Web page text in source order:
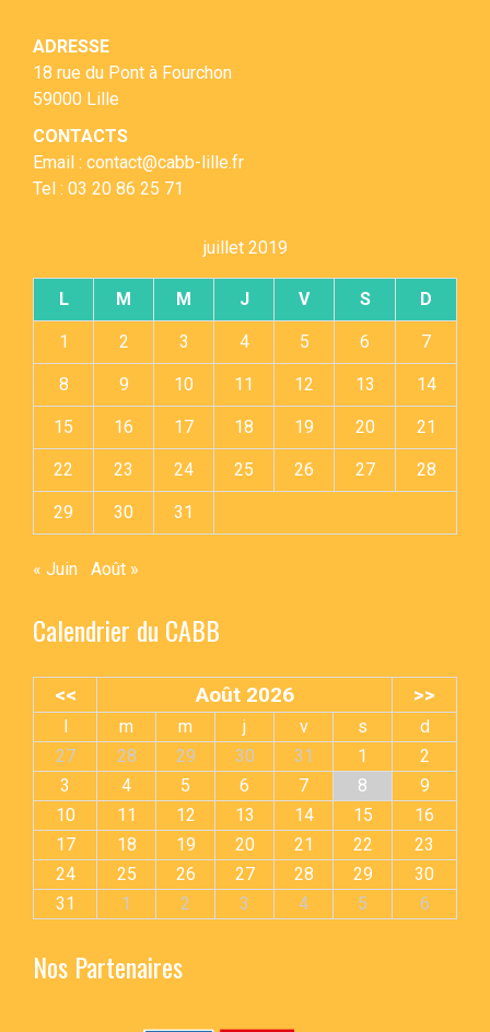
ADRESSE
18 rue du Pont à Fourchon
59000 Lille
CONTACTS
Email : contact@cabb-lille.fr
Tel : 03 20 86 25 71
juillet 2019
L M M J V S D
1 2 3 4 5 6 7
8 9 10 11 12 13 14
15 16 17 18 19 20 21
22 23 24 25 26 27 28
29 30 31
« Juin Août »
Calendrier du CABB
<< Août 2026 >>
l m m j v s
d
27
28 29 30 31 1
2
3
4 5 6 7 8
9
10
11 12 13 14 15
16
17
18 19 20 21 22
23
24
25 26 27 28 29
30
31
1 2 3 4 5 6
Nos Partenaires